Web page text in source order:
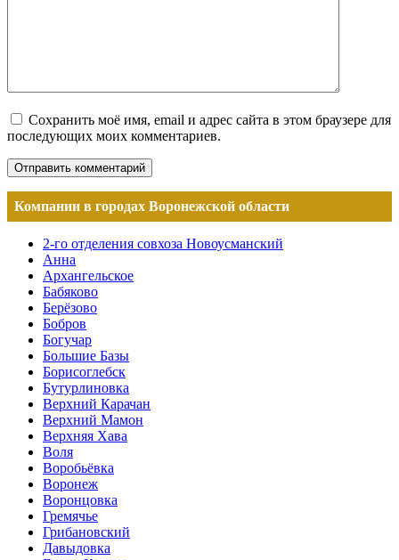
Сохранить моё имя, email и адрес сайта в этом браузере для
последующих моих комментариев.
Компании в городах Воронежской области
2-го отделения совхоза Новоусманский
Анна
Архангельское
Бабяково
Берёзово
Бобров
Богучар
Большие Базы
Борисоглебск
Бутурлиновка
Верхний Карачан
Верхний Мамон
Верхняя Хава
Воля
Воробьёвка
Воронеж
Воронцовка
Гремячье
Грибановский
Давыдовка